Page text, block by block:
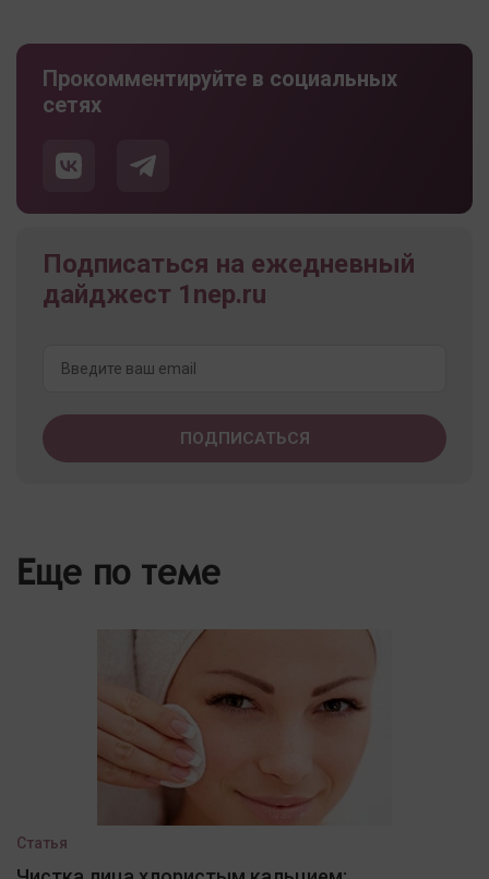
Прокомментируйте в социальных
сетях
Подписаться на ежедневный
дайджест 1nep.ru
Еще по теме
Статья